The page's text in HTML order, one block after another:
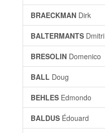
BRAECKMAN Dirk
BALTERMANTS Dmitri
BRESOLIN Domenico
BALL Doug
BEHLES Edmondo
BALDUS Édouard